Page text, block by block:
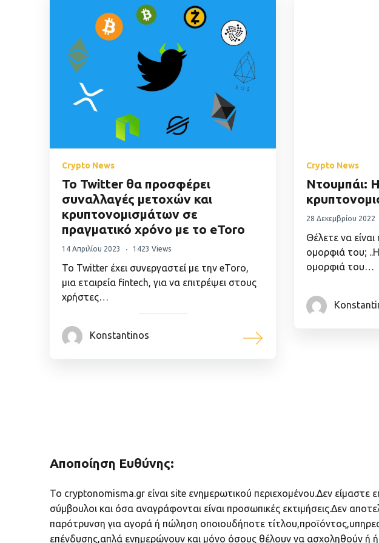
Crypto News
Το Twitter θα προσφέρει
συναλλαγές μετοχών και
κρυπτονομισμάτων σε
πραγματικό χρόνο με το eToro
14 Απριλίου 2023 1423 Views
Το Twitter έχει συνεργαστεί με την eToro,
μια εταιρεία fintech, για να επιτρέψει στους
χρήστες…
Konstantinos
Crypto News
Ντουμπάι:
28 Δεκεμβρίου 2022
Θέλετε να
ομορφιά του;
ομορφιά του…
Αποποίηση Ευθύνης:
Το cryptonomisma.gr είναι site ενημερωτικού περιεχομένου.Δεν είμαστε
σύμβουλοι και όσα αναγράφονται είναι προσωπικές εκτιμήσεις.Δεν
παρότρυνση για αγορά ή πώληση οποιουδήποτε
επένδυσης,απλά ενημερώνουν και μόνο όσους θέλουν να ασχοληθούν ή